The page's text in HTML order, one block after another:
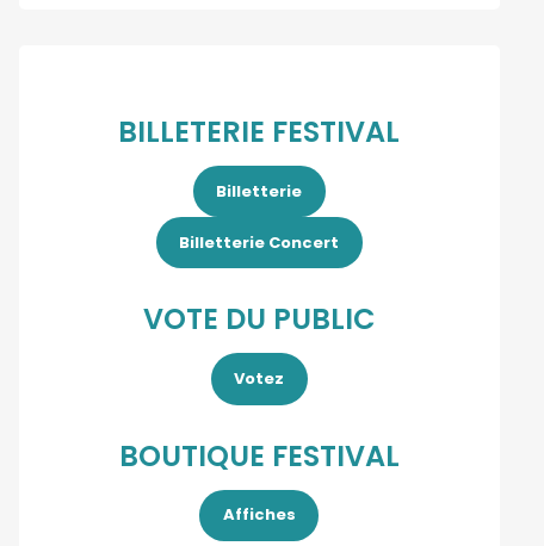
BILLETERIE FESTIVAL
Billetterie
Billetterie Concert
VOTE DU PUBLIC
Votez
BOUTIQUE FESTIVAL
Affiches